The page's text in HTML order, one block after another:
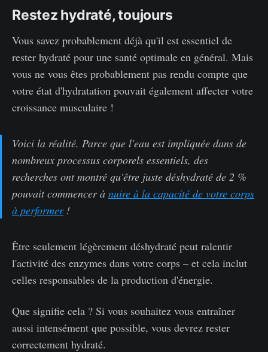
Restez hydraté, toujours
Vous savez probablement déjà qu'il est essentiel de
rester hydraté pour une santé optimale en général. Mais
vous ne vous êtes probablement pas rendu compte que
votre état d'hydratation pouvait également affecter votre
croissance musculaire !
Voici la réalité. Parce que l'eau est impliquée dans de
nombreux processus corporels essentiels, des
recherches ont montré qu'être juste déshydraté de 2 %
pouvait commencer à nuire à la capacité de votre corps
à performer!
Être seulement légèrement déshydraté peut ralentir
l'activité des enzymes dans votre corps – et cela inclut
celles responsables de la production d'énergie.
Que signifie cela ? Si vous souhaitez vous entraîner
aussi intensément que possible, vous devrez rester
correctement hydraté.